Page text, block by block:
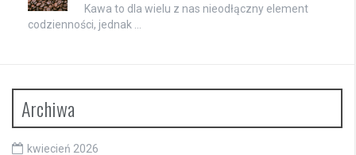
Kawa to dla wielu z nas nieodłączny element
codzienności, jednak …
Archiwa
kwiecień 2026